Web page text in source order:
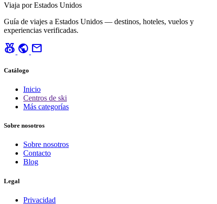
Viaja por Estados Unidos
Guía de viajes a Estados Unidos — destinos, hoteles, vuelos y
experiencias verificadas.
social_leaderboard public mail
Catálogo
Inicio
Centros de ski
Más categorías
Sobre nosotros
Sobre nosotros
Contacto
Blog
Legal
Privacidad